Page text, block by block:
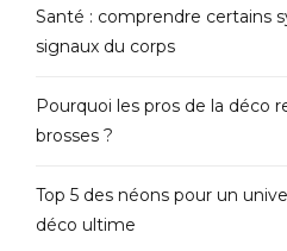
Santé : comprendre certains
signaux du corps
Pourquoi les pros de la déco
brosses ?
Top 5 des néons pour un
déco ultime